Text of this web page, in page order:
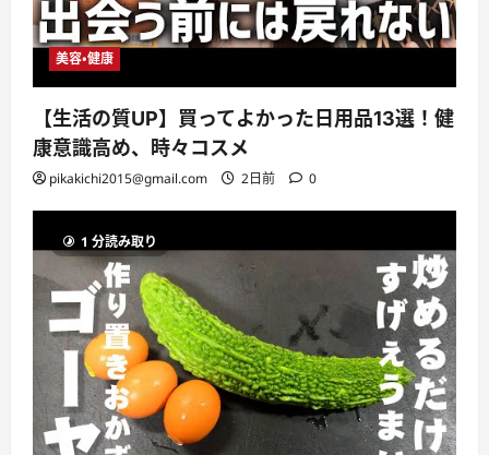
美容・健康
【生活の質UP】買ってよかった日用品13選！健
康意識高め、時々コスメ
pikakichi2015@gmail.com 2日前 0
1 分読み取り